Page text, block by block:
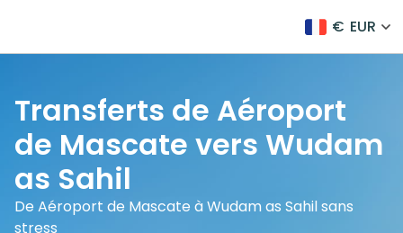
€ EUR
Transferts de Aéroport
de Mascate vers Wudam
as Sahil
De Aéroport de Mascate à Wudam as Sahil sans
stress